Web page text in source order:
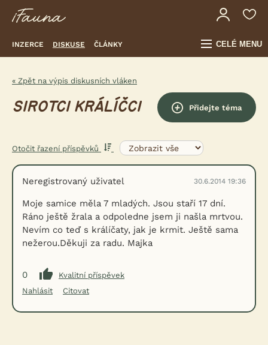
INZERCE DISKUSE ČLÁNKY CELÉ MENU
« Zpět na výpis diskusních vláken
SIROTCI KRÁLÍČCI Přidejte téma
Otočit řazení příspěvků
Neregistrovaný uživatel 30.6.2014 19:36
Moje samice měla 7 mladých. Jsou staří 17 dní.
Ráno ještě žrala a odpoledne jsem ji našla mrtvou.
Nevím co teď s králíčaty, jak je krmit. Ještě sama
nežerou.Děkuji za radu. Majka
0
Kvalitní příspěvek
Nahlásit
Citovat